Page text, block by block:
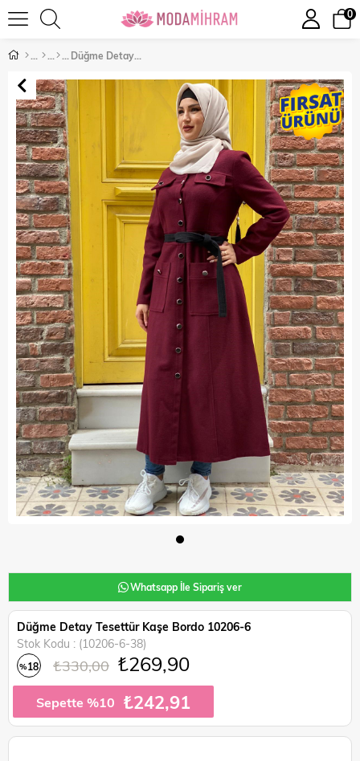
0
Düğme Detay Tesettür Kaşe Bordo 10206-6
Whatsapp İle Sipariş ver
Düğme Detay Tesettür Kaşe Bordo 10206-6
Stok Kodu
(10206-6-38)
%18 ₺330,00 ₺269,90
Sepette %10 ₺242,91